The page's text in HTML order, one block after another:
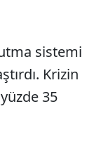
sistemi
Krizin
35